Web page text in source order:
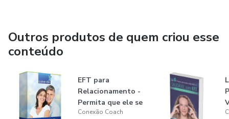
Outros produtos de quem criou esse
conteúdo
EFT para
Relacionamento -
Permita que ele se
apaixone por vo...
Conexão Coach